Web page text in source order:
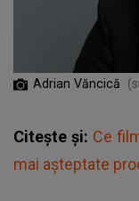
Adrian Văncică
Citește și: Ce
mai așteptate